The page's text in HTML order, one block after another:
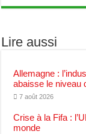
Lire aussi
Allemagne :
abaisse le niveau
7 août 2026
Crise à la Fifa :
monde